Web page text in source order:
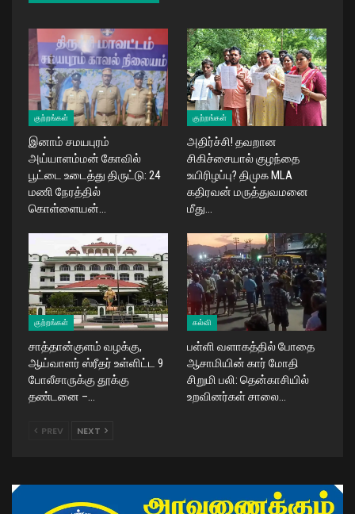
குற்றங்கள்
இனாம் சமயபுரம்
அய்யாளம்மன் கோவில்
பூட்டை உடைத்து திருட்டு: 24
மணி நேரத்தில்
கொள்ளையன்…
குற்றங்கள்
அதிர்ச்சி! தவறான
சிகிச்சையால் குழந்தை
உயிரிழப்பு? திமுக MLA
கதிரவன் மருத்துவமனை
மீது…
குற்றங்கள்
சாத்தான்குளம் வழக்கு,
ஆய்வாளர் ஸ்ரீதர் உள்ளிட்ட 9
போலீசாருக்கு தூக்கு
தண்டனை –…
கல்வி
பள்ளி வளாகத்தில் போதை
ஆசாமியின் கார் மோதி
சிறுமி பலி: தென்காசியில்
உறவினர்கள் சாலை…
PREV NEXT